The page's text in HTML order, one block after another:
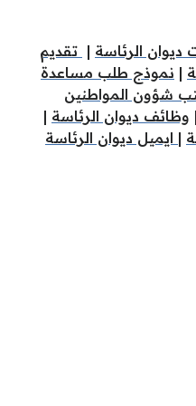
الرئاسة | تقديم
| نموذج طلب مساعدة
شؤون المواطنين
| وظائف ديوان الرئاسة |
| ايميل ديوان الرئاسة